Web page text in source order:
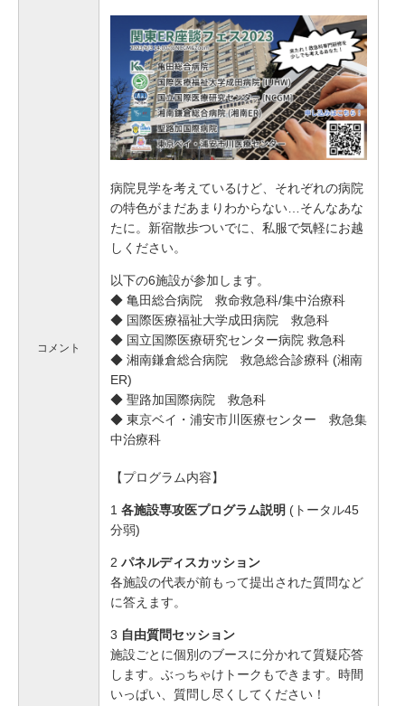
コメント
病院見学を考えているけど、それぞれの病院
の特色がまだあまりわからない…そんなあな
たに。新宿散歩ついでに、私服で気軽にお越
しください。
以下の6施設が参加します。
◆ 亀田総合病院 救命救急科/集中治療科
◆ 国際医療福祉大学成田病院 救急科
◆ 国立国際医療研究センター病院 救急科
◆ 湘南鎌倉総合病院 救急総合診療科 (湘南
ER)
◆ 聖路加国際病院 救急科
◆ 東京ベイ・浦安市川医療センター 救急集
中治療科
【プログラム内容】
1 各施設専攻医プログラム説明 (トータル45
分弱)
2 パネルディスカッション
各施設の代表が前もって提出された質問など
に答えます。
3 自由質問セッション
施設ごとに個別のブースに分かれて質疑応答
します。ぶっちゃけトークもできます。時間
いっぱい、質問し尽くしてください！